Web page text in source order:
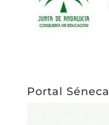
Portal Séneca